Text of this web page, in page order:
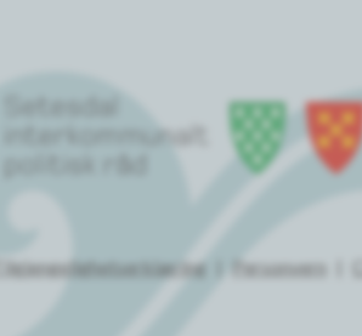
Tilgjengelighetserklæring Personvern